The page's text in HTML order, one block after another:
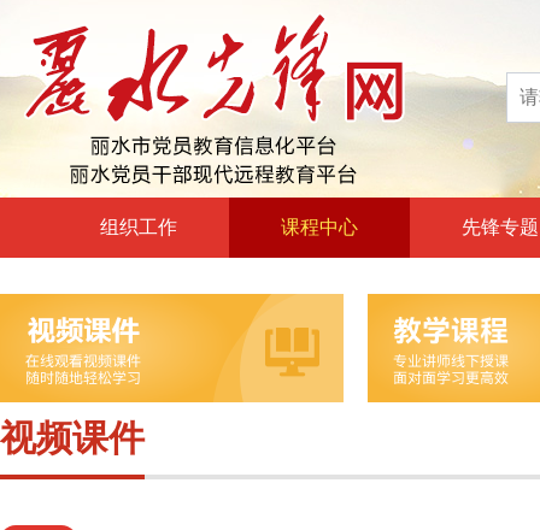
组织工作
领导动态
自身建设
组工文件
组工之窗
课程中心
政治教育和政治训练
党章党规党纪教育
革命传统教育
先锋专题
视频课件